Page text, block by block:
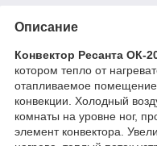
Описание
Конвектор Ресанта ОК-
котором тепло от
отапливаемое помещение
конвекции. Холодный
комнаты на уровне ног,
элемент конвектора.